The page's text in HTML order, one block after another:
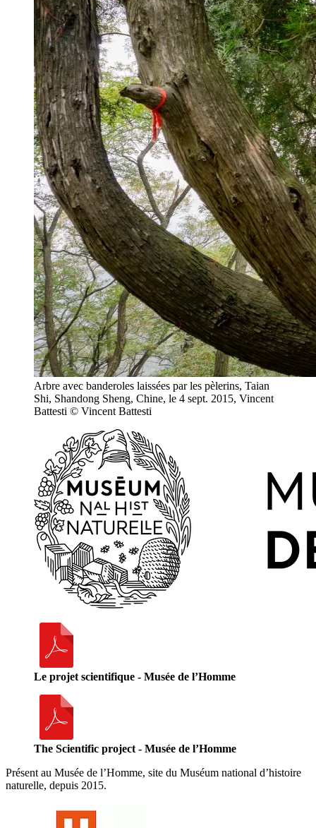
Arbre avec banderoles laissées par les pèlerins, Taian
Shi, Shandong Sheng, Chine, le 4 sept. 2015, Vincent
Battesti © Vincent Battesti
Le projet scientifique - Musée de l’Homme
The Scientific project - Musée de l’Homme
Présent au Musée de l’Homme, site du Muséum national d’histoire
naturelle, depuis 2015.